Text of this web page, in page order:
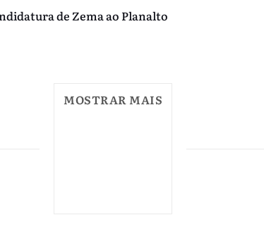
de Zema ao Planalto
MOSTRAR MAIS